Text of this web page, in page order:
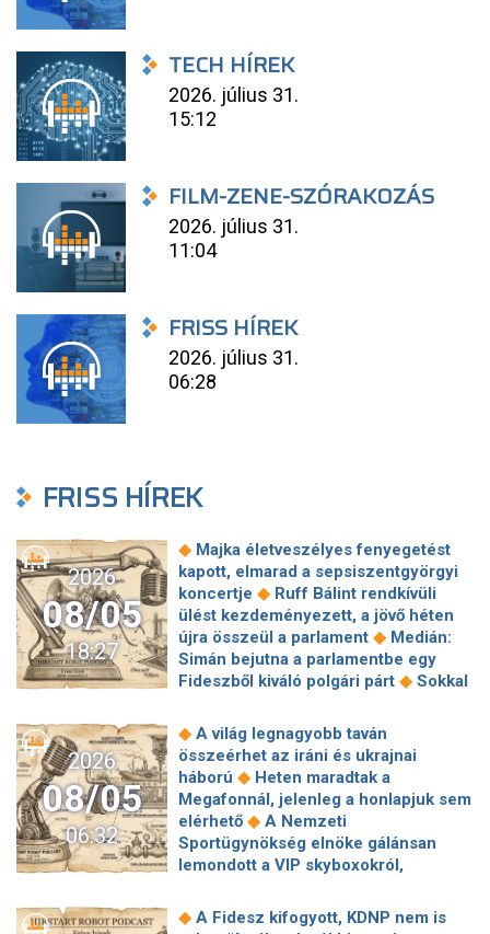
TECH HÍREK
2026. július 31.
15:12
FILM-ZENE-SZÓRAKOZÁS
2026. július 31.
11:04
FRISS HÍREK
2026. július 31.
06:28
FRISS HÍREK
2026
08/05
18:27
◆ Majka életveszélyes fenyegetést
kapott, elmarad a sepsiszentgyörgyi
koncertje ◆ Ruff Bálint rendkívüli
ülést kezdeményezett, a jövő héten
újra összeül a parlament ◆ Medián:
Simán bejutna a parlamentbe egy
Fideszből kiváló polgári párt ◆ Sokkal
Vitézy: 42 új, 120 méteres
motorvonatot vesznek, teljesen
megújul a szentendrei, a csepeli és a
ráckevei HÉV járműparkja
◆ Egy
hajszálon múlt Paks, de a jövőben jó
lenne nem kísérteni a sorsot
Megszólalt a kormányhivatal a
Robinson Tours-ügyről
◆ Baka
Magyar Péterrel egyeztetett◆
2026
08/05
06:32
◆ A világ legnagyobb taván
összeérhet az iráni és ukrajnai
háború ◆ Heten maradtak a
Megafonnál, jelenleg a honlapjuk sem
elérhető ◆ A Nemzeti
Sportügynökség elnöke gálánsan
lemondott a VIP skyboxokról,
alig ismert sziget csodás stranddal,
◆ A Fidesz kifogyott, KDNP nem is